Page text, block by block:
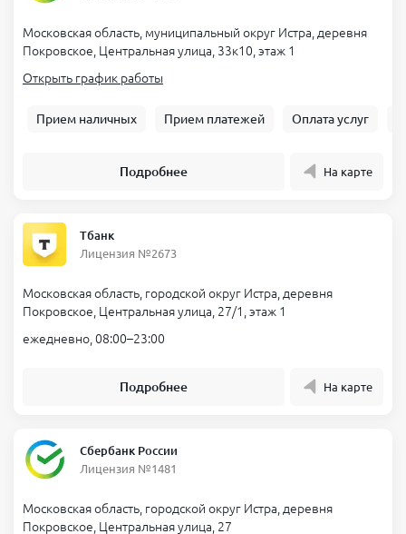
Московская область, муниципальный округ Истра, деревня
Покровское, Центральная улица, 33к10, этаж 1
Открыть график работы
Прием наличных Прием платежей Оплата услуг
Подробнее На карте
Тбанк
Лицензия №2673
Московская область, городской округ Истра, деревня
Покровское, Центральная улица, 27/1, этаж 1
ежедневно, 08:00–23:00
Подробнее На карте
Сбербанк России
Лицензия №1481
Московская область, городской округ Истра, деревня
Покровское, Центральная улица, 27